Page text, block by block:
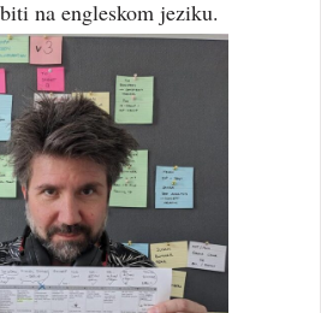
na engleskom jeziku.